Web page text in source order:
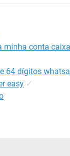
minha conta
64 dígitos
easy ✓